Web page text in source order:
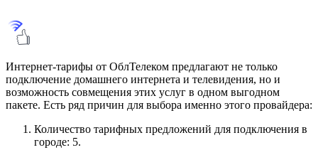
Интернет-тарифы от ОблТелеком предлагают не только
подключение домашнего интернета и телевидения, но и
возможность совмещения этих услуг в одном выгодном
пакете. Есть ряд причин для выбора именно этого провайдера:
Количество тарифных предложений для подключения в
городе: 5.